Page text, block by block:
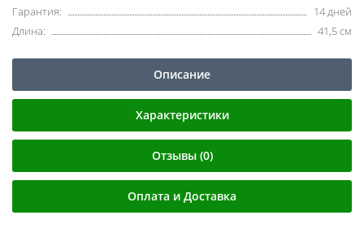
Гарантия:
14 дней
Длина:
41,5 см
Описание
Характеристики
Отзывы (0)
Оплата и Доставка